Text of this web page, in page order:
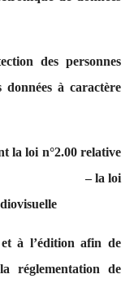
des personnes
à caractère
la loi n°2.00 relative
voisins – la loi
à l’édition afin de
réglementation de